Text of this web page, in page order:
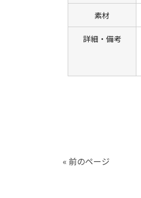
素材
詳細・備考
« 前のページ